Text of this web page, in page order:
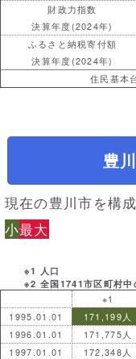
財政力指数
決算年度(2024年)
ふるさと納税寄付額
決算年度(2024年)
住民基本
豊
現在の豊川市を構
小最大
※1 人口
※2 全国1741市区町村中
※1
1995.01.01
171,199人
1996.01.01
171,775人
1997.01.01
172,348人